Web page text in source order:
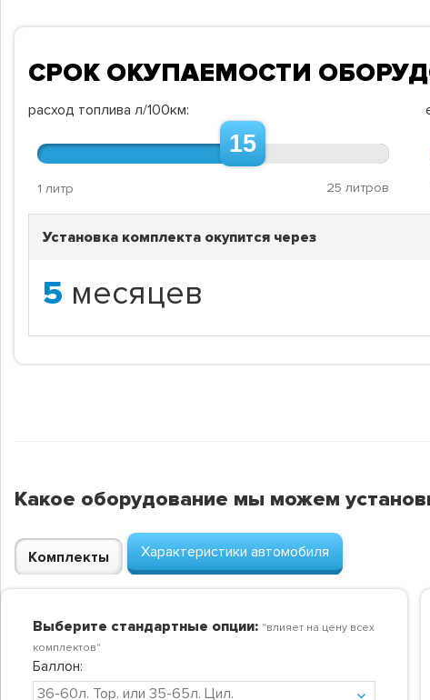
СРОК ОКУПАЕМОСТИ
расход топлива л/100км:
15
1 литр 25 литров
Установка комплекта окупится через
5 месяцев
Какое оборудование мы можем
Комплекты Характеристики автомобиля
Выберите стандартные опции: "влияет на цену всех
комплектов"
Баллон: